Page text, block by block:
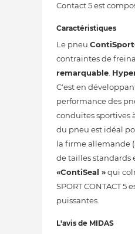
Contact 5 est
Caractéristiques
Le pneu
contraintes de
remarquable
C'est en
performance des
conduites sportives
du pneu est idéal
la firme allemande
de tailles standards
«ContiSeal »qui
SPORT CONTACT
puissantes.
L'avis de MIDAS